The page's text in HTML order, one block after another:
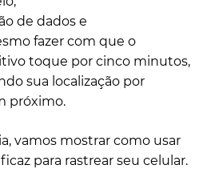
de dados e
fazer com que o
toque por cinco minutos,
sua localização por
próximo.
vamos mostrar como usar
para rastrear seu celular.